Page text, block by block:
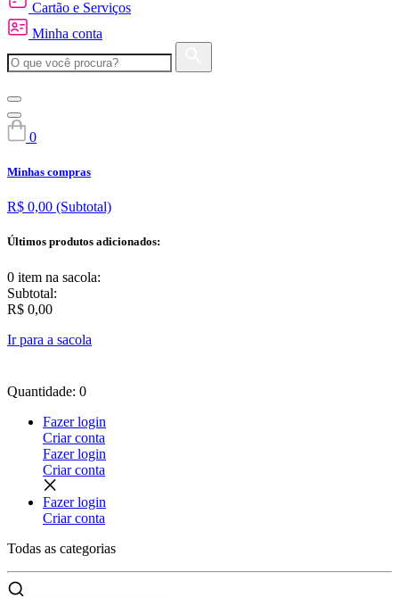
Cartão e Serviços
Minha conta
0
Minhas compras
R$ 0,00 (Subtotal)
Últimos produtos adicionados:
0 item na sacola:
Subtotal:
R$ 0,00
Ir para a sacola
Quantidade: 0
Fazer login
Criar conta
Fazer login
Criar conta
Fazer login
Criar conta
Todas as categorias